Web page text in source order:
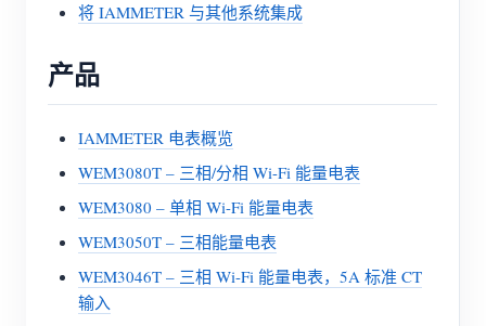
将 IAMMETER 与其他系统集成
产品
IAMMETER 电表概览
WEM3080T – 三相/分相 Wi-Fi 能量电表
WEM3080 – 单相 Wi-Fi 能量电表
WEM3050T – 三相能量电表
WEM3046T – 三相 Wi-Fi 能量电表，5A 标准 CT
输入